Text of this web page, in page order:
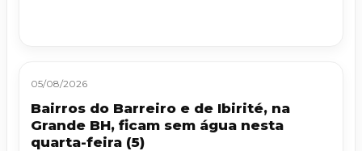
05/08/2026
Bairros do Barreiro e de Ibirité, na
Grande BH, ficam sem água nesta
quarta-feira (5)